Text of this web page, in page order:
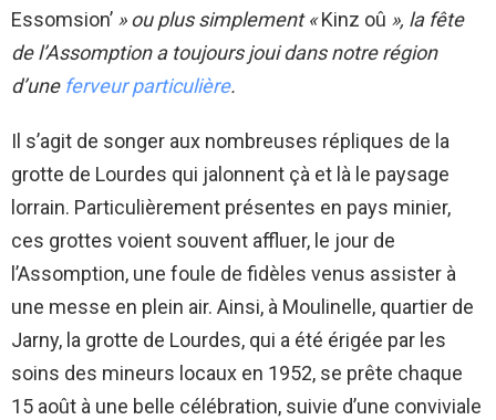
Essomsion’ » ou plus simplement «Kinz oû », la fête
de l’Assomption a toujours joui dans notre région
d’une ferveur particulière.
Il s’agit de songer aux nombreuses répliques de la
grotte de Lourdes qui jalonnent çà et là le paysage
lorrain. Particulièrement présentes en pays minier,
ces grottes voient souvent affluer, le jour de
l’Assomption, une foule de fidèles venus assister à
une messe en plein air. Ainsi, à Moulinelle, quartier de
Jarny, la grotte de Lourdes, qui a été érigée par les
soins des mineurs locaux en 1952, se prête chaque
15 août à une belle célébration, suivie d’une conviviale